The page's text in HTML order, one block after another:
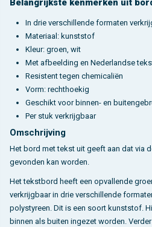
Belangrijkste kenmerken uit
In drie verschillende formaten
Materiaal: kunststof
Kleur: groen, wit
Met afbeelding en Nederlandse
Resistent tegen chemicaliën
Vorm: rechthoekig
Geschikt voor binnen- en
Per stuk verkrijgbaar
Omschrijving
Het bord met tekst uit geeft aan dat via
gevonden kan worden.
Het tekstbord heeft een opvallende
verkrijgbaar in drie verschillende
polystyreen. Dit is een soort kunststof.
binnen als buiten ingezet worden.